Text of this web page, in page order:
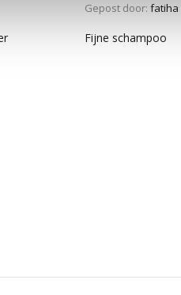
Gepost door: fatiha
Fijne schampoo